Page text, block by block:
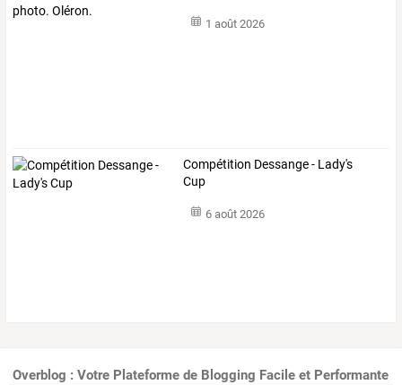
1 août 2026
Compétition Dessange - Lady's
Cup
6 août 2026
Overblog : Votre Plateforme de Blogging Facile et Performante